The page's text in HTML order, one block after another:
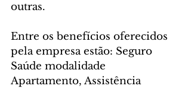
outras.
Entre os benefícios oferecidos
pela empresa estão: Seguro
Saúde modalidade
Apartamento, Assistência